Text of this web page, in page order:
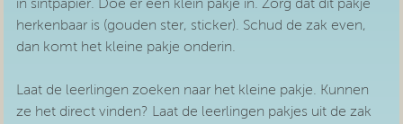
uit de praktijk
over ons
in sintpapier. Doe er één klein pakje in. Zorg dat dit pakje
herkenbaar is (gouden ster, sticker). Schud de zak even,
dan komt het kleine pakje onderin.
Laat de leerlingen zoeken naar het kleine pakje. Kunnen
ze het direct vinden? Laat de leerlingen pakjes uit de zak